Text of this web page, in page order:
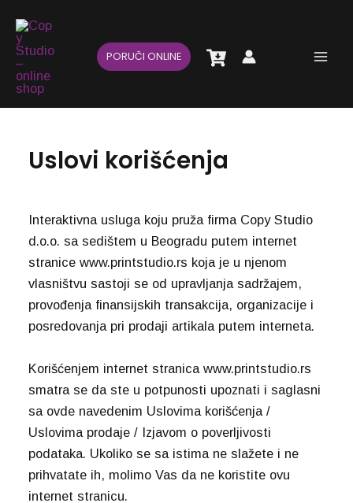
sadržaj
PORUČI ONLINE
Uslovi korišćenja
Interaktivna usluga koju pruža firma Copy Studio
d.o.o. sa sedištem u Beogradu putem internet
stranice www.printstudio.rs koja je u njenom
vlasništvu sastoji se od upravljanja sadržajem,
provođenja finansijskih transakcija, organizacije i
posredovanja pri prodaji artikala putem interneta.
Korišćenjem internet stranica www.printstudio.rs
smatra se da ste u potpunosti upoznati i saglasni
sa ovde navedenim Uslovima korišćenja /
Uslovima prodaje / Izjavom o poverljivosti
podataka. Ukoliko se sa istima ne slažete i ne
prihvatate ih, molimo Vas da ne koristite ovu
internet stranicu.